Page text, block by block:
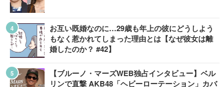
お互い既婚なのに…29歳も年上の彼にどうしよう
もなく惹かれてしまった理由とは【なぜ彼女は離
婚したのか？ #42】
【ブルーノ・マーズWEB独占インタビュー】ベル
リンで直撃 AKB48「ヘビーローテーション」カバ